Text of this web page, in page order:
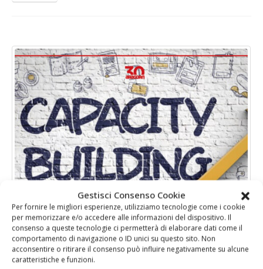
Gestisci Consenso Cookie
Per fornire le migliori esperienze, utilizziamo tecnologie come i cookie
per memorizzare e/o accedere alle informazioni del dispositivo. Il
consenso a queste tecnologie ci permetterà di elaborare dati come il
comportamento di navigazione o ID unici su questo sito. Non
acconsentire o ritirare il consenso può influire negativamente su alcune
caratteristiche e funzioni.
Riprogettiamo il futuro: sviluppo
organizzativo e capacity building per la tua